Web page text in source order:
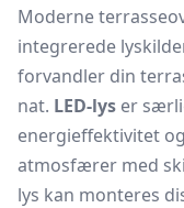
Moderne
integrerede
forvandler din
nat. LED-lys er
energieffektivitet
atmosfærer med
lys kan monteres